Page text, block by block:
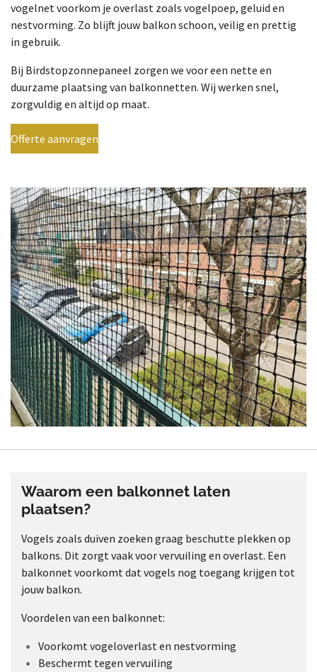
vogelnet voorkom je overlast zoals vogelpoep, geluid en
nestvorming. Zo blijft jouw balkon schoon, veilig en prettig
in gebruik.
Bij Birdstopzonnepaneel zorgen we voor een nette en
duurzame plaatsing van balkonnetten. Wij werken snel,
zorgvuldig en altijd op maat.
Offerte aanvragen
Waarom een balkonnet laten
plaatsen?
Vogels zoals duiven zoeken graag beschutte plekken op
balkons. Dit zorgt vaak voor vervuiling en overlast. Een
balkonnet voorkomt dat vogels nog toegang krijgen tot
jouw balkon.
Voordelen van een balkonnet:
Voorkomt vogeloverlast en nestvorming
Beschermt tegen vervuiling